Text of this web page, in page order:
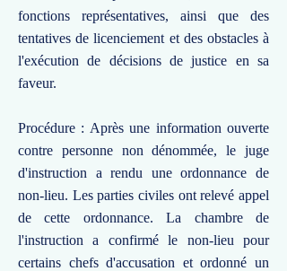
fonctions représentatives, ainsi que des
tentatives de licenciement et des obstacles à
l'exécution de décisions de justice en sa
faveur.
Procédure : Après une information ouverte
contre personne non dénommée, le juge
d'instruction a rendu une ordonnance de
non-lieu. Les parties civiles ont relevé appel
de cette ordonnance. La chambre de
l'instruction a confirmé le non-lieu pour
certains chefs d'accusation et ordonné un